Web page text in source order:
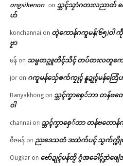
ongsikenon on သ္ဘၚ်သၠာဲဂတးလညာတ် က
ဟ်
konchannai on တ္ၚဲကောန်ဂကူမန်(၆၅)ဝ
ဗၟာ
မန် on သမ္မတဥူတိၚ်သိၚ် တပ်တးလတူက
jor on ဂကူမန်​သှ်ေၜက်ကၠုၚ် နူဍုၚ်မန်တြေံဟ
Banyakhong on သ္ဘၚ်ကၞာစှေ်ဘာ တန်ဗ
ဝါ
channai on သ္ဘၚ်ကၞာစှေ်ဘာ တန်ဗတော
ဗီဇမန် on ညးဒေသတံ ဒးထံက်ပၚ် သွက်က္ဍို
Ougkar on ဗော်ဍုၚ်မန်တၟိ ဂွံအခေါၚ်ဒၞာဲဖျ